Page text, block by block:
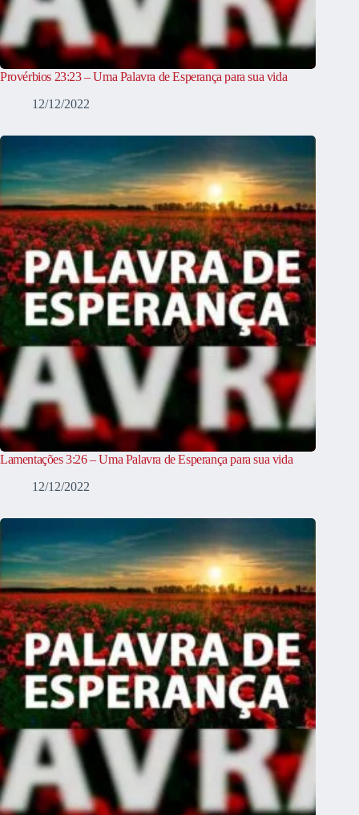
Provérbios 23:23 – Uma Palavra de Esperança para sua vida
12/12/2022
Lamentações 3:26 – Uma Palavra de Esperança para sua vida
12/12/2022